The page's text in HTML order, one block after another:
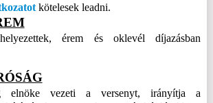
kötelesek leadni.
érem és oklevél díjazásban
elnöke vezeti a versenyt, irányítja a